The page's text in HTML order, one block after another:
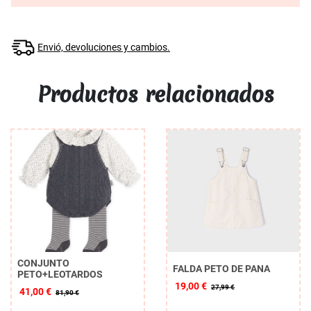
Envió, devoluciones y cambios.
Productos relacionados
CONJUNTO
PETO+LEOTARDOS
41,00 € 81,90 €
FALDA PETO DE PANA
19,00 € 27,99 €